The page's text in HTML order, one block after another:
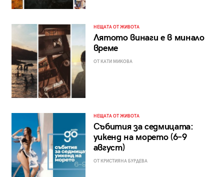
НЕЩАТА ОТ ЖИВОТА
Лятото винаги е в минало
време
ОТ КАТИ МИКОВА
НЕЩАТА ОТ ЖИВОТА
Събития за седмицата:
уикенд на морето (6–9
август)
ОТ КРИСТИЯНА БУРДЕВА